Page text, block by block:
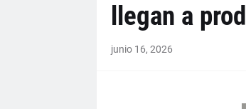
llegan a
junio 16, 2026